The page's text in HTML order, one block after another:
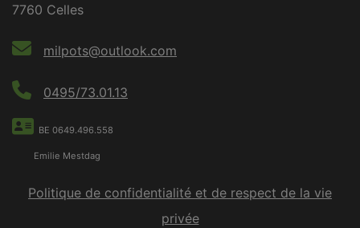
7760 Celles
milpots@outlook.com
0495/73.01.13
BE 0649.496.558
Emilie Mestdag
Politique de confidentialité et de respect de la vie
privée